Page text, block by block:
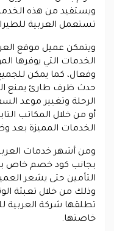
ويستفيد من هذه الخدمة
تستعمل العربية
ويتمكن عميل موقع
الخدمات التي يوفرها
وفعال، كما يمكن
حدث ظرف طارئ يمنع
الرحلة وتغيير موعد
أو من خلال المكاتب
الخدمات المميزة بعد
ومن أشهر خدمات
التأمين حتى يشعر
وذلك من خلال تعبئة
تطلقها شركة العربية
خاصتها.